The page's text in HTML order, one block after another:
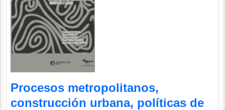
Procesos metropolitanos,
construcción urbana, políticas de